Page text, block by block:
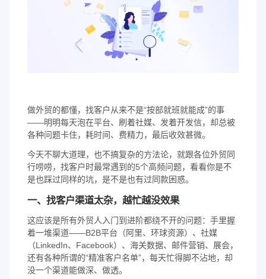
做外贸的都懂，找客户从来不是“按部就班就能成”的事
——明明每天泡在平台、刷着社媒、发着开发信，却总被
各种问题卡住，耗时间、费精力，最后收效甚微。
今天不聊大道理，也不搞复杂的方法论，就跟各位外贸同
行唠唠，找客户时最常遇到的5个高频问题，看看你是不
是也踩过同样的坑，是不是也有过同款困惑。
一、找客户渠道太杂，越忙越没效果
这应该是所有外贸人入门到进阶都绕不开的问题：手里握
着一堆渠道——B2B平台（阿里、环球资源）、社媒
（LinkedIn、Facebook）、海关数据、邮件营销、展会，
还有各种所谓的“精准客户名单”，每天忙得脚不沾地，却
没一个渠道能做深、做透。